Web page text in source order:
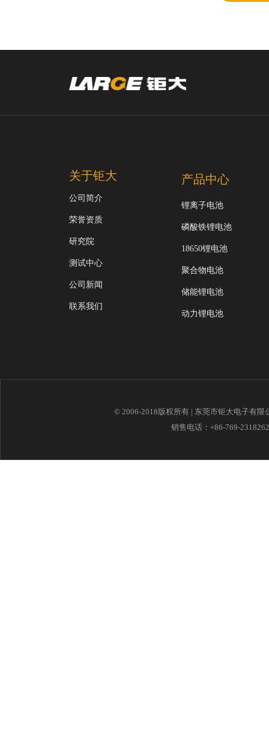
关于钜大
公司简介
荣誉资质
研究院
测试中心
公司新闻
联系我们
产品中心
锂离子电池
磷酸铁锂电池
18650锂电池
聚合物电池
储能锂电池
动力锂电池
© 2006-2018版权所有 | 东莞市钜大电子有
销售电话：+86-769-